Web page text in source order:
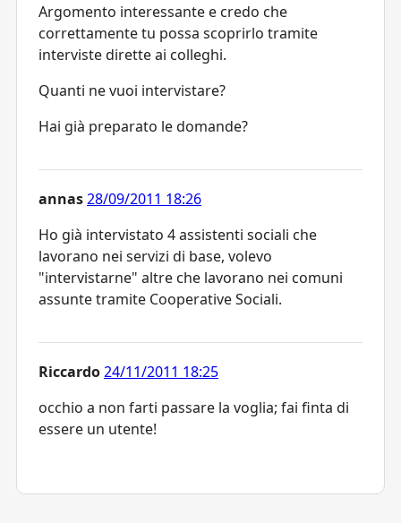
Argomento interessante e credo che
correttamente tu possa scoprirlo tramite
interviste dirette ai colleghi.
Quanti ne vuoi intervistare?
Hai già preparato le domande?
annas28/09/2011 18:26
Ho già intervistato 4 assistenti sociali che
lavorano nei servizi di base, volevo
"intervistarne" altre che lavorano nei comuni
assunte tramite Cooperative Sociali.
Riccardo24/11/2011 18:25
occhio a non farti passare la voglia; fai finta di
essere un utente!